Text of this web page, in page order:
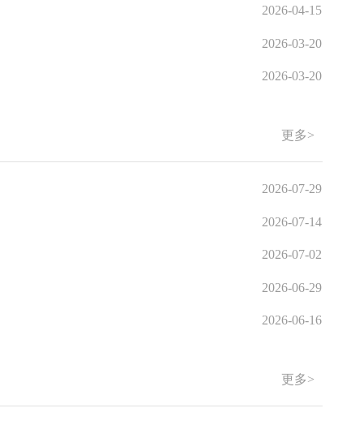
2026-04-15
2026-03-20
2026-03-20
更多>
2026-07-29
2026-07-14
2026-07-02
2026-06-29
2026-06-16
更多>